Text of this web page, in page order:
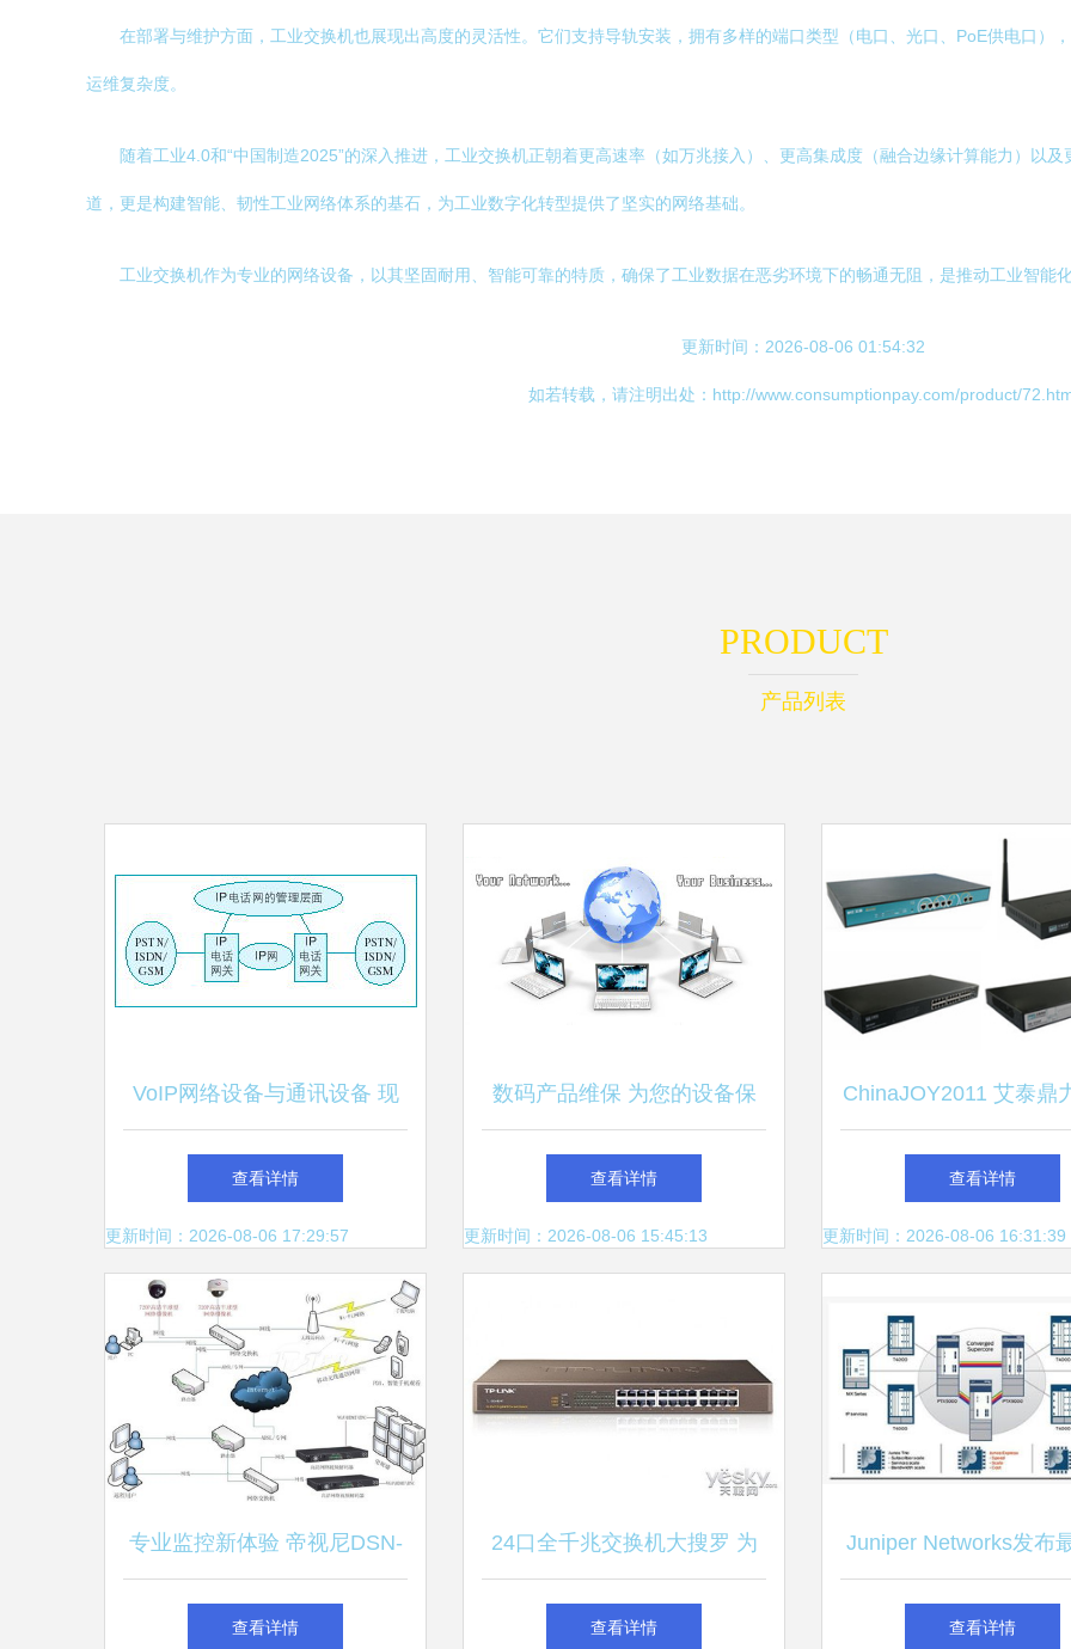
在部署与维护方面，工业交换机也展现出高度的灵活性。它们支持导轨安装，拥有多样的端口类型（电口、光口、PoE供电口）
运维复杂度。
随着工业4.0和“中国制造2025”的深入推进，工业交换机正朝着更高速率（如万兆接入）、更高集成度（融合边缘计算能力）以
道，更是构建智能、韧性工业网络体系的基石，为工业数字化转型提供了坚实的网络基础。
工业交换机作为专业的网络设备，以其坚固耐用、智能可靠的特质，确保了工业数据在恶劣环境下的畅通无阻，是推动工业智能
更新时间：2026-08-06 01:54:32
如若转载，请注明出处：http://www.consumptionpay.com/product/
PRODUCT
产品列表
VoIP网络设备与通讯设备 现
代通信的基石与革新力量
查看详情
更新时间：2026-08-06 17:29:57
数码产品维保 为您的设备保
驾护航的增值服务
查看详情
更新时间：2026-08-06 15:45:13
ChinaJOY2011 艾泰鼎
天极杯星际争霸决赛，
码竞技新风尚
查看详情
更新时间：2026-08-06 16:31:39
专业监控新体验 帝视尼DSN-
Y750B-18X网络摄像机深度解
查看详情
24口全千兆交换机大搜罗 为
您的企业网络注入强劲动力
查看详情
Juniper Networks发布
级核心网设备系列，引
查看详情